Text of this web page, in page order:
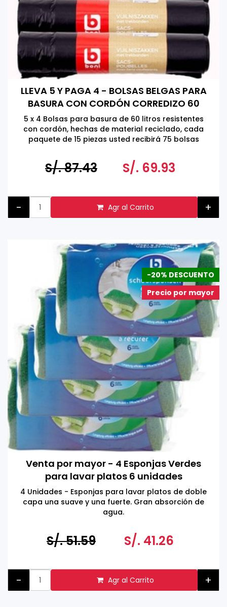
LLEVA 5 Y PAGA 4 - BOLSAS BELGAS PARA
BASURA CON CORDÓN CORREDIZO 60
LITROS
5 x 4 Bolsas para basura de 60 litros resistentes
con cordón, hechas de material reciclado, cada
paquete de 15 piezas usted recibirá 75 bolsas
S/. 87.43 S/. 69.93
- Agr al Carrito +
-20% DESCUENTO
Precio por mayor
Venta por mayor - 4 Esponjas Verdes
para lavar platos 6 unidades
4 Unidades - Esponjas para lavar platos de doble
capa una suave y una fuerte. Gran absorción de
agua.
S/. 51.59 S/. 41.26
- Agr al Carrito +